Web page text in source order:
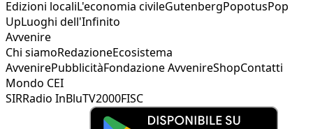
Edizioni localiL'economia civileGutenbergPopotusPop
UpLuoghi dell'Infinito
Avvenire
Chi siamoRedazioneEcosistema
AvvenirePubblicitàFondazione AvvenireShopContatti
Mondo CEI
SIRRadio InBluTV2000FISC